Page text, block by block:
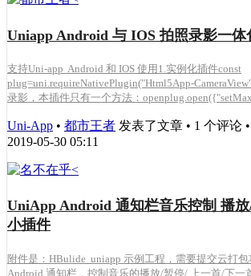
Uniapp Android 与 IOS 拍照录影一体
支持Uni-app Android 和 IOS 使用1.实例化插件const
plug=uni.requireNativePlugin("Html5App-
录影，本插件只有一个方法：
Uni-App • 都市王者 发表了文章 • 1 个评论
2019-05-30 05:11
UniApp Android 通知栏音乐控制 播
小插件
附件是：HBulide uniapp 示例工程，需要提交云打
Android 通知栏，控制音乐的播放/暂停/ 上一首/下一